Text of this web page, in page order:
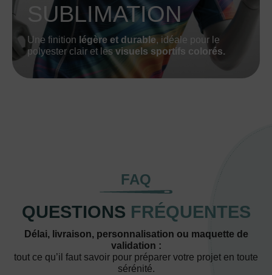
SUBLIMATION
Une finition légère et durable, idéale pour le
polyester clair et les visuels sportifs colorés.
FAQ
QUESTIONS FRÉQUENTES
Délai, livraison, personnalisation ou maquette de
validation :
tout ce qu’il faut savoir pour préparer votre projet en toute
sérénité.